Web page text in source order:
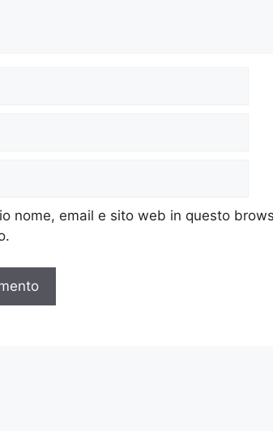
nome, email e sito web in questo